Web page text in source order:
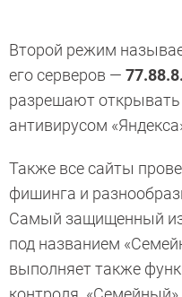
Второй режим
его серверов —
разрешают
антивирусом
Также все сайты
фишинга и
Самый защищенный
под названием
выполняет также